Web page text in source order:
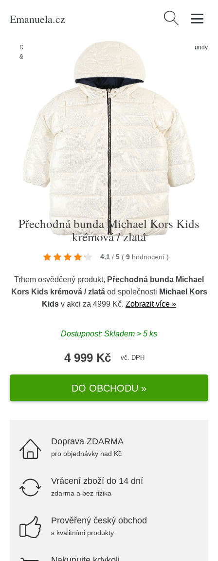
Emanuela.cz Vyhledávání
Domů Chlapci / Teenageři 140-176
Bundy
& kabáty
Přechodná bunda Michael Kors Kids krémová / zlatá
Přechodná bunda Michael Kors Kids
krémová / zlatá
4.1 / 5 ( 9 hodnocení )
Trhem osvědčený produkt, Přechodná bunda Michael
Kors Kids krémová / zlatáod společnosti Michael Kors
Kids v akci za 4999 Kč. Zobrazit více »
Dostupnost: Skladem > 5 ks
4 999 Kč vč. DPH
DO OBCHODU »
Doprava ZDARMA
pro objednávky nad Kč
Vrácení zboží do 14 dní
zdarma a bez rizika
Prověřený český obchod
s kvalitními produkty